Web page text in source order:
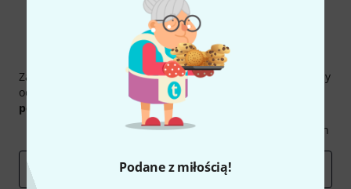
Podane z miłością!
Thomann Newsletter
Zapisz się do Thomann Newsletter w języku polskim, a przy
odrobinie szczęścia możesz wygrać jeden z
podarunkowych
warty50 €!
Inspirujące treści
Oferty Spostrzeżenia Thomann